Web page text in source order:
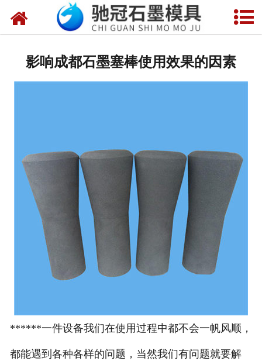
网站首页
联系我们
影响成都石墨塞棒使用效果的因素
******一件设备我们在使用过程中都不会一帆风顺，
都能遇到各种各样的问题，当然我们有问题就要解